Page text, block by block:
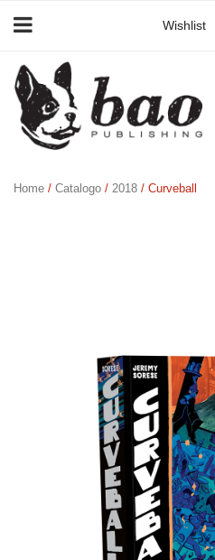
Wishlist
Home / Catalogo / 2018 / Curveball